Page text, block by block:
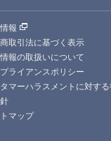
報
取引法に基づく表示
報の取扱いについて
ライアンスポリシー
マーハラスメントに対す
マップ